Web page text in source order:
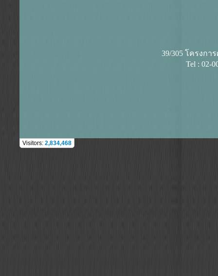
39/305 โครงก
Tel : 02-
Visitors: 2,834,468